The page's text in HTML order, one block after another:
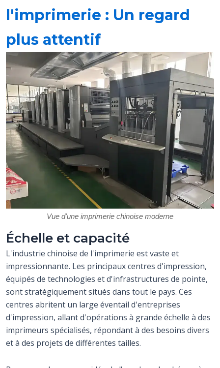
l'imprimerie : Un regard
plus attentif
Vue d'une imprimerie chinoise moderne
Échelle et capacité
L'industrie chinoise de l'imprimerie est vaste et
impressionnante. Les principaux centres d'impression,
équipés de technologies et d'infrastructures de pointe,
sont stratégiquement situés dans tout le pays. Ces
centres abritent un large éventail d'entreprises
d'impression, allant d'opérations à grande échelle à des
imprimeurs spécialisés, répondant à des besoins divers
et à des projets de différentes tailles.